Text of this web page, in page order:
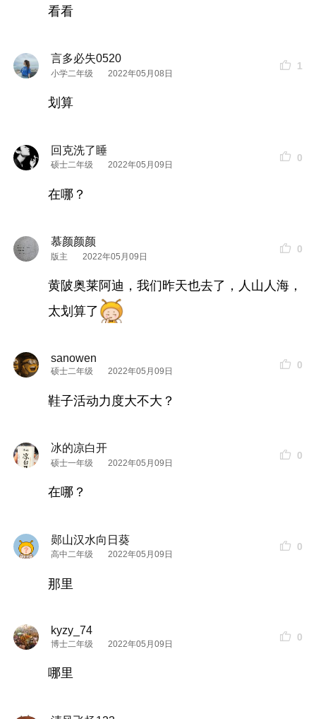
看看
言多必失0520
小学二年级 2022年05月08日
1
划算
回克洗了睡
硕士二年级 2022年05月09日
0
在哪？
慕颜颜颜
版主 2022年05月09日
0
黄陂奥莱阿迪，我们昨天也去了，人山人海，
太划算了
sanowen
硕士二年级 2022年05月09日
0
鞋子活动力度大不大？
冰的凉白开
硕士一年级 2022年05月09日
0
在哪？
郧山汉水向日葵
高中二年级 2022年05月09日
0
那里
kyzy_74
博士二年级 2022年05月09日
0
哪里